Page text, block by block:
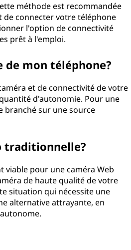
méthode est recommandée
de connecter votre téléphone
l'option de connectivité
prêt à l'emploi.
de mon téléphone?
et de connectivité de votre
d'autonomie. Pour une
branché sur une source
traditionnelle?
viable pour une caméra Web
de haute qualité de votre
situation qui nécessite une
alternative attrayante, en